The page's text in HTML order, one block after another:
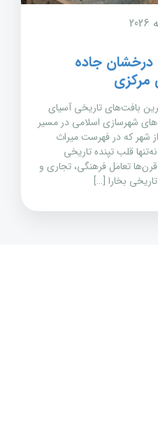
درخشان جاده
مرکزی
بافت‌های تاریخی آسیای
شهرسازی اسلامی در مسیر
شهر که در فهرست میراث
قلب تپنده تاریخی
قرن‌ها تعامل فرهنگی، تجاری و
بخارا […]